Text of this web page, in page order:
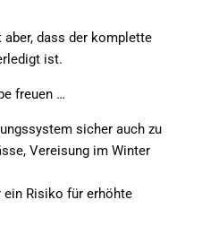
dass der komplette
ist.
freuen …
sicher auch zu
Vereisung im Winter
Risiko für erhöhte